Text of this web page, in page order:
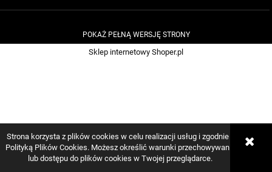
Strona korzysta z plików cookies w celu realizacji usług i zgodnie z
Polityką Plików Cookies. Możesz określić warunki przechowywania
lub dostępu do plików cookies w Twojej przeglądarce.
POKAŻ PEŁNĄ WERSJĘ STRONY
Sklep internetowy Shoper.pl